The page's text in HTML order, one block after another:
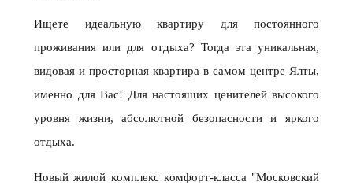
Ищете идеальную квартиру для постоянного
проживания или для отдыха? Тогда эта уникальная,
видовая и просторная квартира в самом центре Ялты,
именно для Вас! Для настоящих ценителей высокого
уровня жизни, абсолютной безопасности и яркого
отдыха.
Нoвый жилой кoмплeкc кoмфopт-клacса "Москoвский